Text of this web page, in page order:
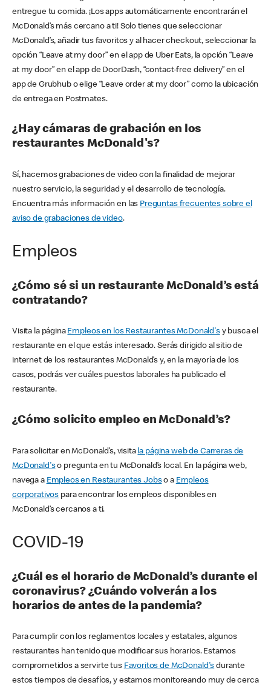
entregue tu comida. ¡Los apps automáticamente encontrarán el
McDonald’s más cercano a ti! Solo tienes que seleccionar
McDonald’s, añadir tus favoritos y al hacer checkout, seleccionar la
opción “Leave at my door” en el app de Uber Eats, la opción “Leave
at my door” en el app de DoorDash, “contact-free delivery” en el
app de Grubhub o elige “Leave order at my door” como la ubicación
de entrega en Postmates.
¿Hay cámaras de grabación en los
restaurantes McDonald's?
Sí, hacemos grabaciones de video con la finalidad de mejorar
nuestro servicio, la seguridad y el desarrollo de tecnología.
Encuentra más información en las Preguntas frecuentes sobre el
aviso de grabaciones de video.
Empleos
¿Cómo sé si un restaurante McDonald’s está
contratando?
Visita la página Empleos en los Restaurantes McDonald'sy busca el
restaurante en el que estás interesado. Serás dirigido al sitio de
internet de los restaurantes McDonald’s y, en la mayoría de los
casos, podrás ver cuáles puestos laborales ha publicado el
restaurante.
¿Cómo solicito empleo en McDonald’s?
Para solicitar en McDonald’s, visita la página web de Carreras de
McDonald'so pregunta en tu McDonald’s local. En la página web,
navega a Empleos en Restaurantes Jobso a Empleos
corporativos para encontrar los empleos disponibles en
McDonald’s cercanos a ti.
COVID-19
¿Cuál es el horario de McDonald’s durante el
coronavirus? ¿Cuándo volverán a los
horarios de antes de la pandemia?
Para cumplir con los reglamentos locales y estatales, algunos
restaurantes han tenido que modificar sus horarios. Estamos
comprometidos a servirte tus Favoritos de McDonald's durante
estos tiempos de desafíos, y estamos monitoreando muy de cerca